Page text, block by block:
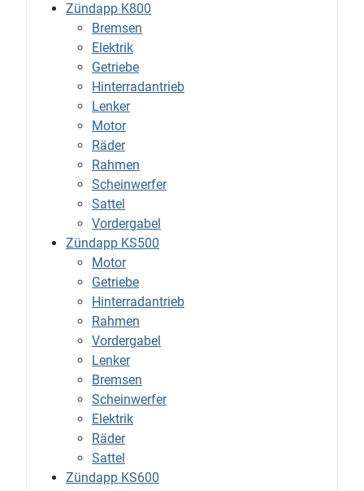
Zündapp K800
Bremsen
Elektrik
Getriebe
Hinterradantrieb
Lenker
Motor
Räder
Rahmen
Scheinwerfer
Sattel
Vordergabel
Zündapp KS500
Motor
Getriebe
Hinterradantrieb
Rahmen
Vordergabel
Lenker
Bremsen
Scheinwerfer
Elektrik
Räder
Sattel
Zündapp KS600